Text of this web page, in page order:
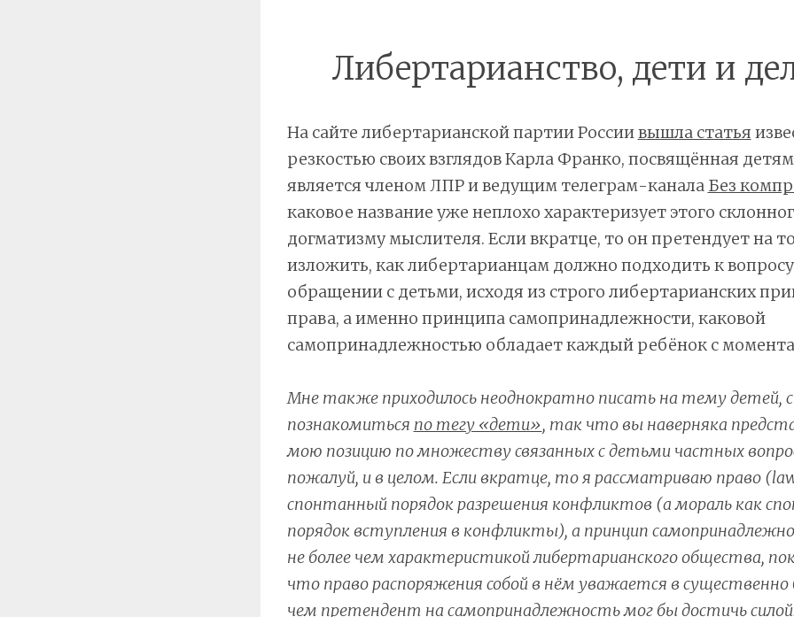
Либертарианство, дети и
На сайте либертарианской партии Россиивышла статья
резкостью своих взглядов Карла Франко, посвящённая
является членом ЛПР и ведущим телеграм-канала Без
каковое название уже неплохо характеризует этого
догматизму мыслителя. Если вкратце, то он претендует на
изложить, как либертарианцам должно подходить к
обращении с детьми, исходя из строго либертарианских
права, а именно принципа самопринадлежности, каковой
самопринадлежностью обладает каждый ребёнок с момента
Мне также приходилось неоднократно писать на тему детей,
познакомиться по тегу «дети», так что вы наверняка
мою позицию по множеству связанных с детьми частных
пожалуй, и в целом. Если вкратце, то я рассматриваю право
спонтанный порядок разрешения конфликтов (а мораль как
порядок вступления в конфликты), а принцип
не более чем характеристикой либертарианского общества,
что право распоряжения собой в нём уважается в существенно
чем претендент на самопринадлежность мог бы достичь